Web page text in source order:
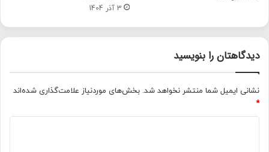
3 آذر 1404
دیدگاهتان را بنویسید
نشانی ایمیل شما منتشر نخواهد شد. بخش‌های موردنیاز علامت‌گذاری شده‌اند
*